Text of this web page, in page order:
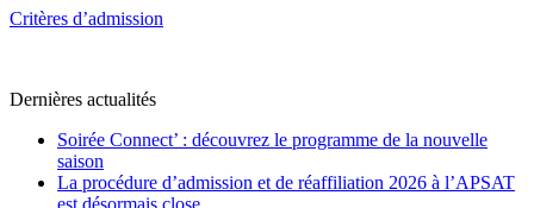
Critères d’admission
Dernières actualités
Soirée Connect’ : découvrez le programme de la nouvelle
saison
La procédure d’admission et de réaffiliation 2026 à l’APSAT
est désormais close